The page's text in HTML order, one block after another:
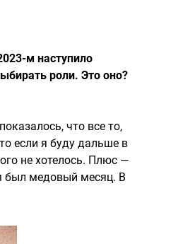
м наступило
роли. Это оно?
что все то,
если я буду дальше в
не хотелось. Плюс —
был медовый месяц. В